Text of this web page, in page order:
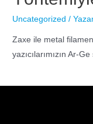
Uncategorized /
Zaxe ile metal
yazıcılarımızın Ar-